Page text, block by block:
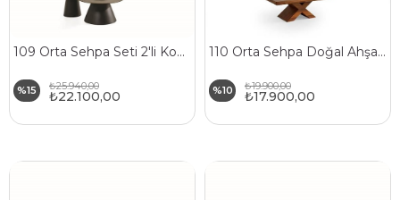
109 Orta Sehpa Seti 2'li Konsept Özel Tasarım
%15 ₺22.100,00
₺25.940,00
110 Orta Sehpa Doğal Ahşap Gövde Ahşap Ayaklı
%10 ₺17.900,00
₺19.900,00